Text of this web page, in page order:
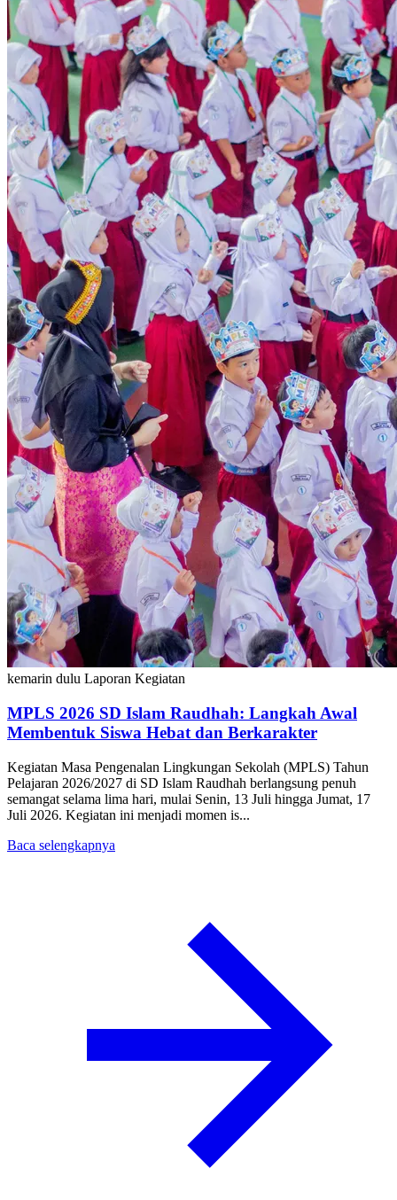
kemarin dulu Laporan Kegiatan
MPLS 2026 SD Islam Raudhah: Langkah Awal
Membentuk Siswa Hebat dan Berkarakter
Kegiatan Masa Pengenalan Lingkungan Sekolah (MPLS) Tahun
Pelajaran 2026/2027 di SD Islam Raudhah berlangsung penuh
semangat selama lima hari, mulai Senin, 13 Juli hingga Jumat, 17
Juli 2026. Kegiatan ini menjadi momen is...
Baca selengkapnya